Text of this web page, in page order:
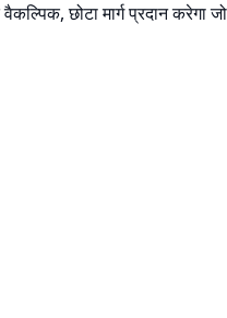
छोटा मार्ग प्रदान करेगा